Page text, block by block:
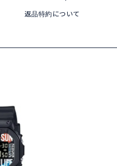
返品特約について